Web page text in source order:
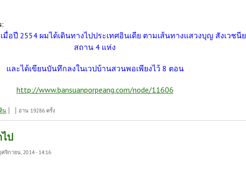
เมื่อปี 2554 ผมได้เดินทางไปประเทศอินเดีย ตามเส้นทางแสวงบุญ สังเวชนีย
สถาน 4 แห่ง
และได้เขียนบันทึกลงในเวปบ้านสวนพอเพียงไว้ 8 ตอน
http://www.bansuanporpeang.com/node/11606
วงบุญ
น อ่าน 19286 ครั้ง
ป
จิกายน, 2014 - 14:16